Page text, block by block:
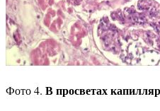
Фото 4. В просветах